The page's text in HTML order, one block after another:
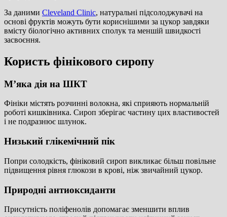
За даними Cleveland Clinic, натуральні підсолоджувачі на
основі фруктів можуть бути кориснішими за цукор завдяки
вмісту біологічно активних сполук та меншій швидкості
засвоєння.
Користь фінікового сиропу
М’яка дія на ШКТ
Фініки містять розчинні волокна, які сприяють нормальній
роботі кишківника. Сироп зберігає частину цих властивостей
і не подразнює шлунок.
Низький глікемічний пік
Попри солодкість, фініковий сироп викликає більш повільне
підвищення рівня глюкози в крові, ніж звичайний цукор.
Природні антиоксиданти
Присутність поліфенолів допомагає зменшити вплив